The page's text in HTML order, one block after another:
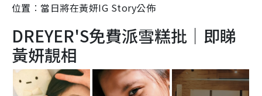
位置︰當日將在黃妍IG Story公佈
DREYER'S免費派雪糕批｜即睇
黃妍靚相